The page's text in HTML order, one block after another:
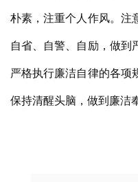
朴素，注重个人作风。注
自省、自警、自励，做到
严格执行廉洁自律的各项
保持清醒头脑，做到廉洁